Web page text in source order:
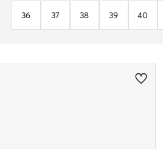
36 37 38 39 40